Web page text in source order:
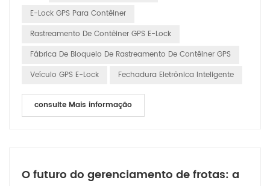
Destaques do produto: 1. Rastreamento e monitoramento em
rastream...
E-Lock GPS Para Contêiner
Rastreamento De Contêiner GPS E-Lock
Fábrica De Bloqueio De Rastreamento De Contêiner GPS
Veículo GPS E-Lock
Fechadura Eletrônica Inteligente
consulte Mais informação
O futuro do gerenciamento de frotas: a